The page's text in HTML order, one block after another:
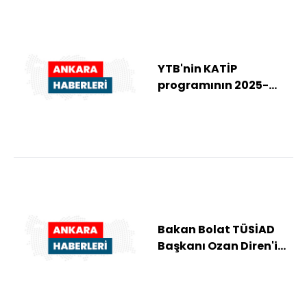
YTB'nin KATİP
programının 2025-
Bakan Bolat TÜSİAD
Başkanı Ozan Diren'i